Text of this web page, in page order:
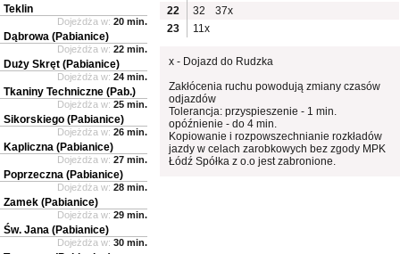
22
32
37x
23
11x
x - Dojazd do Rudzka
Zakłócenia ruchu powodują zmiany czasów
odjazdów
Tolerancja: przyspieszenie - 1 min.
opóźnienie - do 4 min.
Kopiowanie i rozpowszechnianie rozkładów
jazdy w celach zarobkowych bez zgody MPK
Łódź Spółka z o.o jest zabronione.
Teklin
Dojeżdża w: 20 min.
Dąbrowa (Pabianice)
Dojeżdża w: 22 min.
Duży Skręt (Pabianice)
Dojeżdża w: 24 min.
Tkaniny Techniczne (Pab.)
Dojeżdża w: 25 min.
Sikorskiego (Pabianice)
Dojeżdża w: 26 min.
Kapliczna (Pabianice)
Dojeżdża w: 27 min.
Poprzeczna (Pabianice)
Dojeżdża w: 28 min.
Zamek (Pabianice)
Dojeżdża w: 29 min.
Św. Jana (Pabianice)
Dojeżdża w: 30 min.